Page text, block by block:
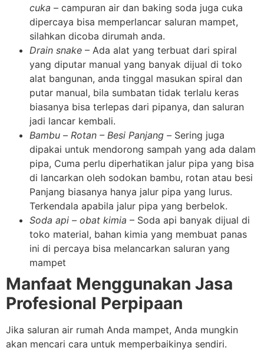
cuka – campuran air dan baking soda juga cuka
dipercaya bisa memperlancar saluran mampet,
silahkan dicoba dirumah anda.
Drain snake – Ada alat yang terbuat dari spiral
yang diputar manual yang banyak dijual di toko
alat bangunan, anda tinggal masukan spiral dan
putar manual, bila sumbatan tidak terlalu keras
biasanya bisa terlepas dari pipanya, dan saluran
jadi lancar kembali.
Bambu – Rotan – Besi Panjang – Sering juga
dipakai untuk mendorong sampah yang ada dalam
pipa, Cuma perlu diperhatikan jalur pipa yang bisa
di lancarkan oleh sodokan bambu, rotan atau besi
Panjang biasanya hanya jalur pipa yang lurus.
Terkendala apabila jalur pipa yang berbelok.
Soda api – obat kimia – Soda api banyak dijual di
toko material, bahan kimia yang membuat panas
ini di percaya bisa melancarkan saluran yang
mampet
Manfaat Menggunakan Jasa
Profesional Perpipaan
Jika saluran air rumah Anda mampet, Anda mungkin
akan mencari cara untuk memperbaikinya sendiri.